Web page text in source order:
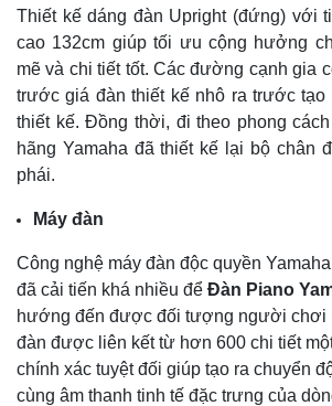
Thiết kế dáng đàn Upright (đứng) với
cao 132cm giúp tối ưu cộng hưởng
mẽ và chi tiết tốt. Các đường cạnh gia
trước giá đàn thiết kế nhô ra trước tạo
thiết kế. Đồng thời, đi theo phong
hãng Yamaha đã thiết kế lại bộ chân
phái.
Máy đàn
Công nghệ máy đàn độc quyền
đã cải tiến khá nhiều để Đàn Piano
hướng đến được đối tượng người chơi
đàn được liên kết từ hơn 600 chi tiết
chính xác tuyệt đối giúp tạo ra chuyển
cùng âm thanh tinh tế đặc trưng của